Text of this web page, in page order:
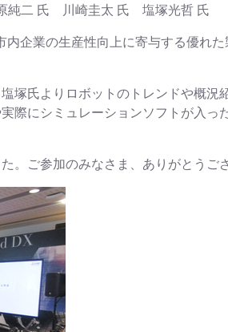
サ部 武原純二 氏 川崎圭
企業の生産性向上に寄与する優れ
塚氏よりロボットのトレンドや概
際にシミュレーションソフトが入
。ご参加のみなさま、ありがとうご